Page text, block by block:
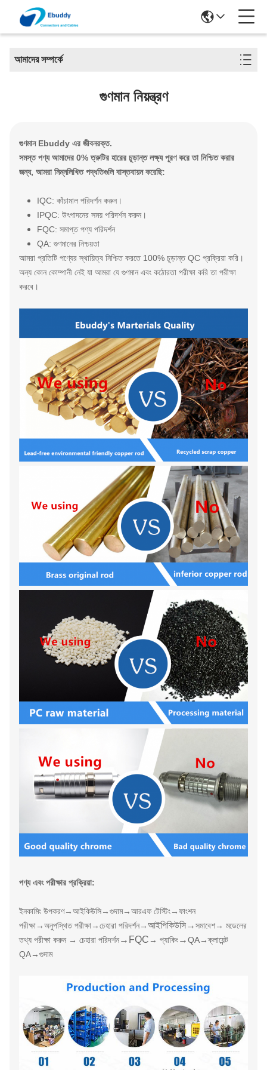
আমাদের সম্পর্কে
গুণমান নিয়ন্ত্রণ
গুণমান Ebuddy এর জীবনরক্ত.
সমস্ত পণ্য আমাদের 0% ত্রুটির হারের চূড়ান্ত লক্ষ্য পূরণ করে তা নিশ্চিত করার
জন্য, আমরা নিম্নলিখিত পদ্ধতিগুলি বাস্তবায়ন করেছি:
IQC: কাঁচামাল পরিদর্শন করুন।
IPQC: উৎপাদনের সময় পরিদর্শন করুন।
FQC: সমাপ্ত পণ্য পরিদর্শন
QA: গুণমানের নিশ্চয়তা
আমরা প্রতিটি পণ্যের স্থায়িত্ব নিশ্চিত করতে 100% চূড়ান্ত QC প্রক্রিয়া করি।
অন্য কোন কোম্পানী নেই যা আমরা যে গুণমান এবং কঠোরতা পরীক্ষা করি তা পরীক্ষা
করবে।
পণ্য এবং পরীক্ষার প্রক্রিয়া:
ইনকামিং উপকরণ→আইকিউসি→গুদাম→আরএফ টেস্টিং→ফাংশন
পরীক্ষা→অনুপস্থিত পরীক্ষা→চেহারা পরিদর্শন→আইপিকিউসি→সমাবেশ→ মডেলের
তথ্য পরীক্ষা করুন → চেহারা পরিদর্শন→ FQC → প্যাকিং→QA→ক্লায়েন্ট
QA→গুদাম